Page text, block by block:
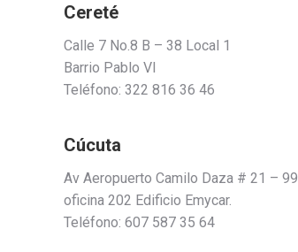
Cereté
Calle 7 No.8 B – 38 Local 1
Barrio Pablo VI
Teléfono: 322 816 36 46
Cúcuta
Av Aeropuerto Camilo Daza # 21 – 99
oficina 202 Edificio Emycar.
Teléfono: 607 587 35 64